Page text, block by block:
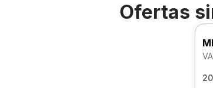
Ofertas